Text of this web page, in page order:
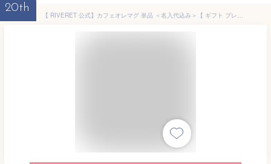
20th
【 RIVERET 公式】カフェオレマグ 単品 ＜名入代込み＞【 ギフト プレゼント おしゃれ かわいい コーヒー カフェオレボウル マグカップ ティーカップ 木製 食器 結婚祝い 木婚式 誕生日 内祝い 引き出物 就職祝い 退職祝い 来客用 リヴェレット 】